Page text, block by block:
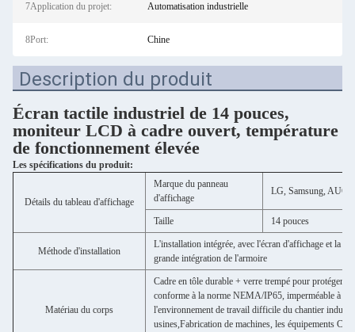
7Application du projet: Automatisation industrielle
8Port: Chine
Description du produit
Écran tactile industriel de 14 pouces,
moniteur LCD à cadre ouvert, température
de fonctionnement élevée
Les spécifications du produit:
Détails du tableau d'affichage
Marque du panneau
d'affichage
LG, Samsung, AUO,
Taille 14 pouces
Méthode d'installation
L'installation intégrée, avec l'écran d'affichage et la
grande intégration de l'armoire
Matériau du corps
Cadre en tôle durable + verre trempé pour protéger
conforme à la norme NEMA/IP65, imperméable à
l'environnement de travail difficile du chantier
usines,Fabrication de machines, les équipements